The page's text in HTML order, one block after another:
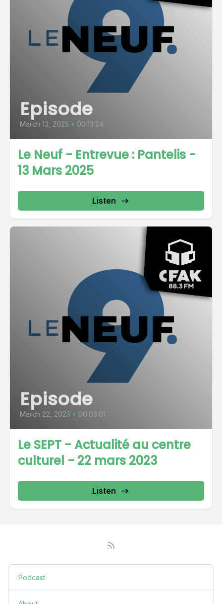
Episode
March 13, 2025 • 00:13:24
Le Neuf - Entrevue : Pantelis -
13 Mars 2025
Listen
Episode
March 22, 2023 • 00:03:01
Le SEPT - Actualité au centre
culturel - 22 mars 2023
Listen
Podcast